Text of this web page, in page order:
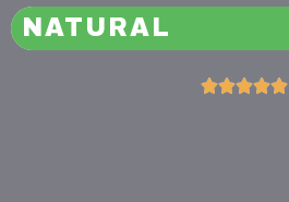
NATURAL
